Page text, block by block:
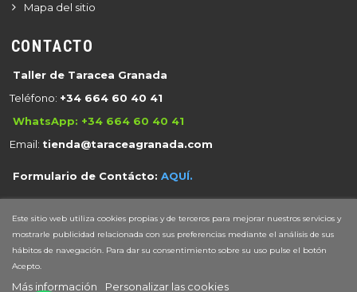
Mapa del sitio
CONTACTO
Taller de Taracea Granada
Teléfono: +34 664 60 40 41
WhatsApp: +34 664 60 40 41
Email: tienda@taraceagranada.com
Formulario de Contácto: AQUÍ.
© 2020 -2026 -TaraceaGranada.com
- Tienda Actualizada: 15 de Abril de 2026.
Este sitio web utiliza cookies propias y de terceros para mejorar nuestros servicios y
mostrarle publicidad relacionada con sus preferencias mediante el análisis de sus
hábitos de navegación. Para dar su consentimiento sobre su uso pulse el botón
Acepto.
Más información Personalizar las cookies